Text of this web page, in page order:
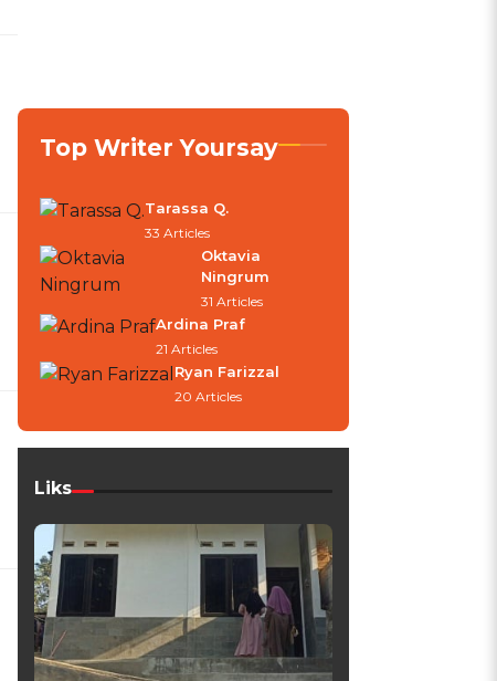
Top Writer Yoursay
Tarassa Q.
33 Articles
Oktavia
Ningrum
31 Articles
Ardina Praf
21 Articles
Ryan Farizzal
20 Articles
Liks